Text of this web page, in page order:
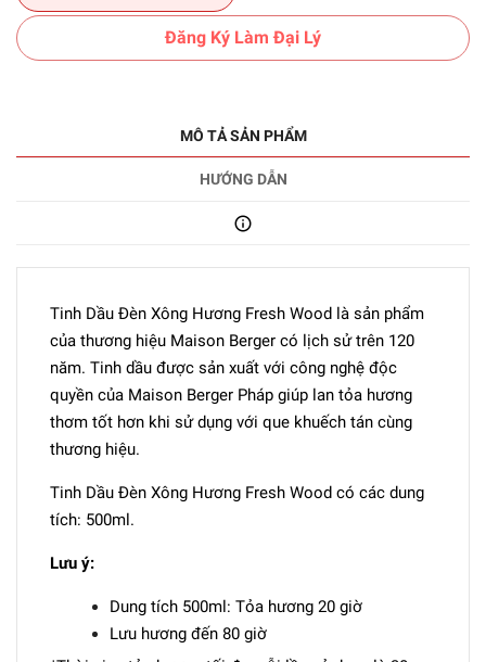
Đăng Ký Làm Đại Lý
MÔ TẢ SẢN PHẨM
HƯỚNG DẪN
Tinh Dầu Đèn Xông Hương Fresh Wood là sản phẩm
của thương hiệu Maison Berger có lịch sử trên 120
năm. Tinh dầu được sản xuất với công nghệ độc
quyền của Maison Berger Pháp giúp lan tỏa hương
thơm tốt hơn khi sử dụng với que khuếch tán cùng
thương hiệu.
Tinh Dầu Đèn Xông Hương Fresh Wood có các dung
tích: 500ml.
Lưu ý:
Dung tích 500ml: Tỏa hương 20 giờ
Lưu hương đến 80 giờ